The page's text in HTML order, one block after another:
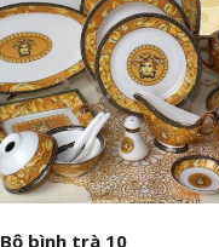
Bộ bình trà 10